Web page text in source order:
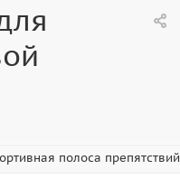
полоса препятствий